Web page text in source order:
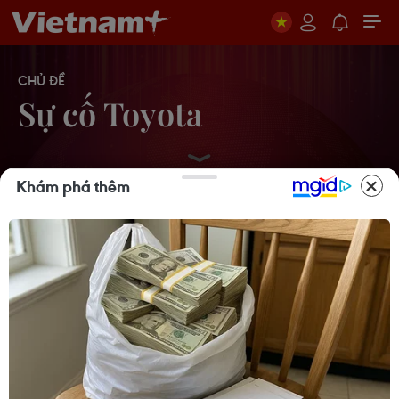
CHỦ ĐỀ
Sự cố Toyota
Bê bối trong ngành ôtô Nhật Bản:
Toyota không phát hiện sai phạm
mới
05/07/2024 09:57
Kỹ sư tố giác lỗi xe Toyota VN bị đình
chỉ công tác
Khám phá thêm